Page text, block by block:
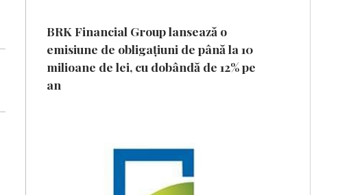
BRK Financial Group lansează o
emisiune de obligațiuni de până la 10
milioane de lei, cu dobândă de 12% pe
an